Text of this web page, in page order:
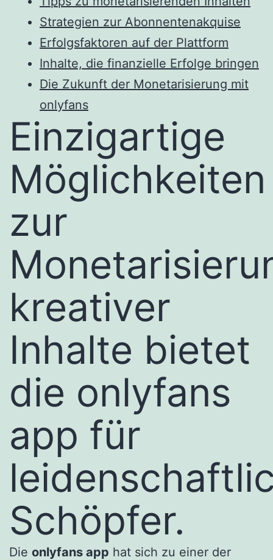
Strategien zur Abonnentenakquise
Erfolgsfaktoren auf der Plattform
Inhalte, die finanzielle Erfolge bringen
Die Zukunft der Monetarisierung mit
onlyfans
Einzigartige
Möglichkeiten
zur
kreativer
Inhalte bietet
die onlyfans
app für
Schöpfer.
Die onlyfans app hat sich zu einer der